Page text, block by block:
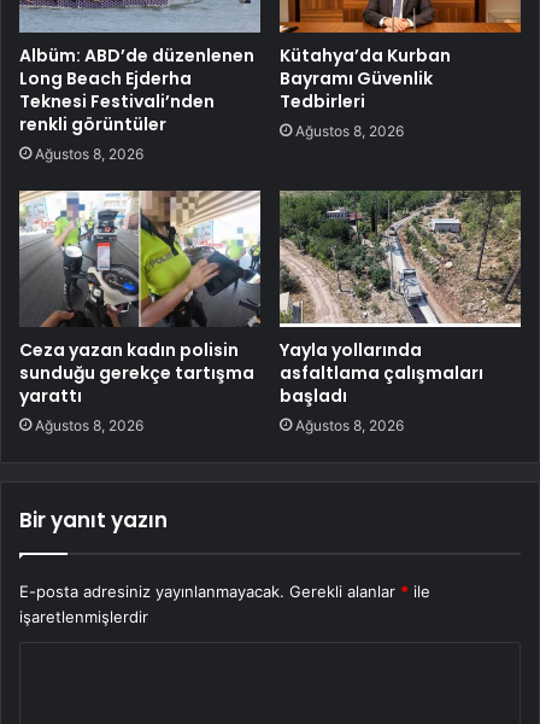
Albüm: ABD’de düzenlenen
Long Beach Ejderha
Teknesi Festivali’nden
renkli görüntüler
Ağustos 8, 2026
Kütahya’da Kurban
Bayramı Güvenlik
Tedbirleri
Ağustos 8, 2026
Ceza yazan kadın polisin
sunduğu gerekçe tartışma
yarattı
Ağustos 8, 2026
Yayla yollarında
asfaltlama çalışmaları
başladı
Ağustos 8, 2026
Bir yanıt yazın
E-posta adresiniz yayınlanmayacak. Gerekli alanlar * ile
işaretlenmişlerdir